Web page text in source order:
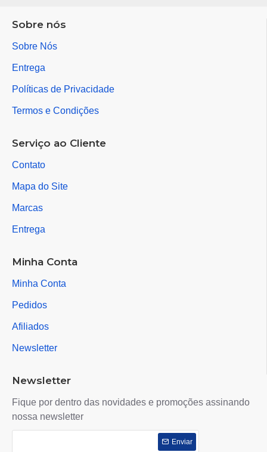
Sobre nós
Sobre Nós
Entrega
Políticas de Privacidade
Termos e Condições
Serviço ao Cliente
Contato
Mapa do Site
Marcas
Entrega
Minha Conta
Minha Conta
Pedidos
Afiliados
Newsletter
Newsletter
Fique por dentro das novidades e promoções assinando
nossa newsletter
Enviar